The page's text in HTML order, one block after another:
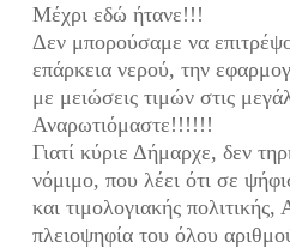
Μέχρι εδώ ήτανε!!!
Δεν μπορούσαμε να
επάρκεια νερού, την
με μειώσεις τιμών στις
Αναρωτιόμαστε!!!!!!
Γιατί κύριε Δήμαρχε, δεν
νόμιμο, που λέει ότι σε
και τιμολογιακής
πλειοψηφία του όλου